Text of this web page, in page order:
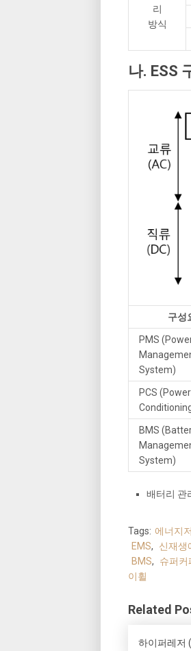
리
방식
나. ESS
구성
PMS
System)
PCS (Power
BMS
System)
배터리 관
Tags: 에너지
EMS, 신재생
BMS, 슈퍼커
이휠
Related
하이퍼레저